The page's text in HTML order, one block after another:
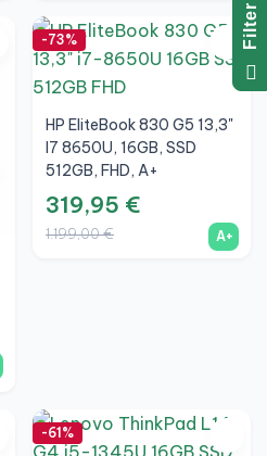
-73%
HP EliteBook 830 G5 13,3"
I7 8650U, 16GB, SSD
512GB, FHD, A+
319,95 €
1.199,00 € A+
-61%
R